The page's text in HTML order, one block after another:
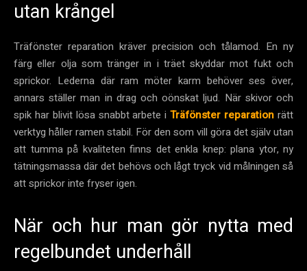
utan krångel
Träfönster reparation kräver precision och tålamod. En ny
färg eller olja som tränger in i träet skyddar mot fukt och
sprickor. Lederna där ram möter karm behöver ses över,
annars ställer man in drag och oönskat ljud. När skivor och
spik har blivit lösa snabbt arbete iTräfönster reparation rätt
verktyg håller ramen stabil. För den som vill göra det själv utan
att tumma på kvaliteten finns det enkla knep: plana ytor, ny
tätningsmassa där det behövs och lågt tryck vid målningen så
att sprickor inte fryser igen.
När och hur man gör nytta med
regelbundet underhåll